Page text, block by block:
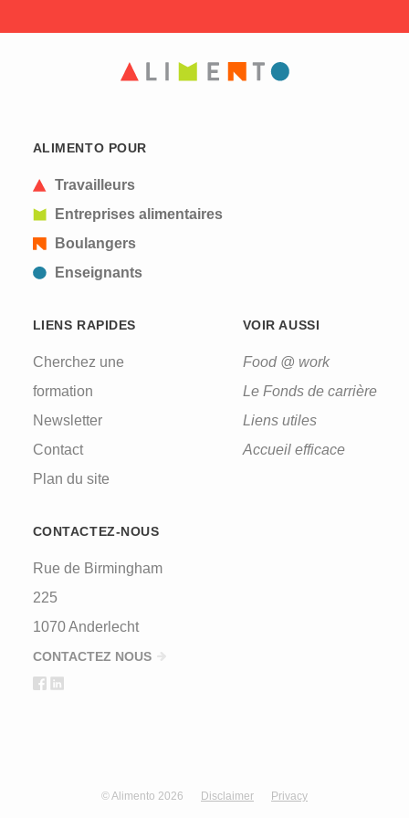
ALIMENTO POUR
Travailleurs
Entreprises alimentaires
Boulangers
Enseignants
LIENS RAPIDES
Cherchez une
formation
Newsletter
Contact
Plan du site
VOIR AUSSI
Food @ work
Le Fonds de carrière
Liens utiles
Accueil efficace
CONTACTEZ-NOUS
Rue de Birmingham
225
1070 Anderlecht
CONTACTEZ NOUS
© Alimento 2026 Disclaimer Privacy